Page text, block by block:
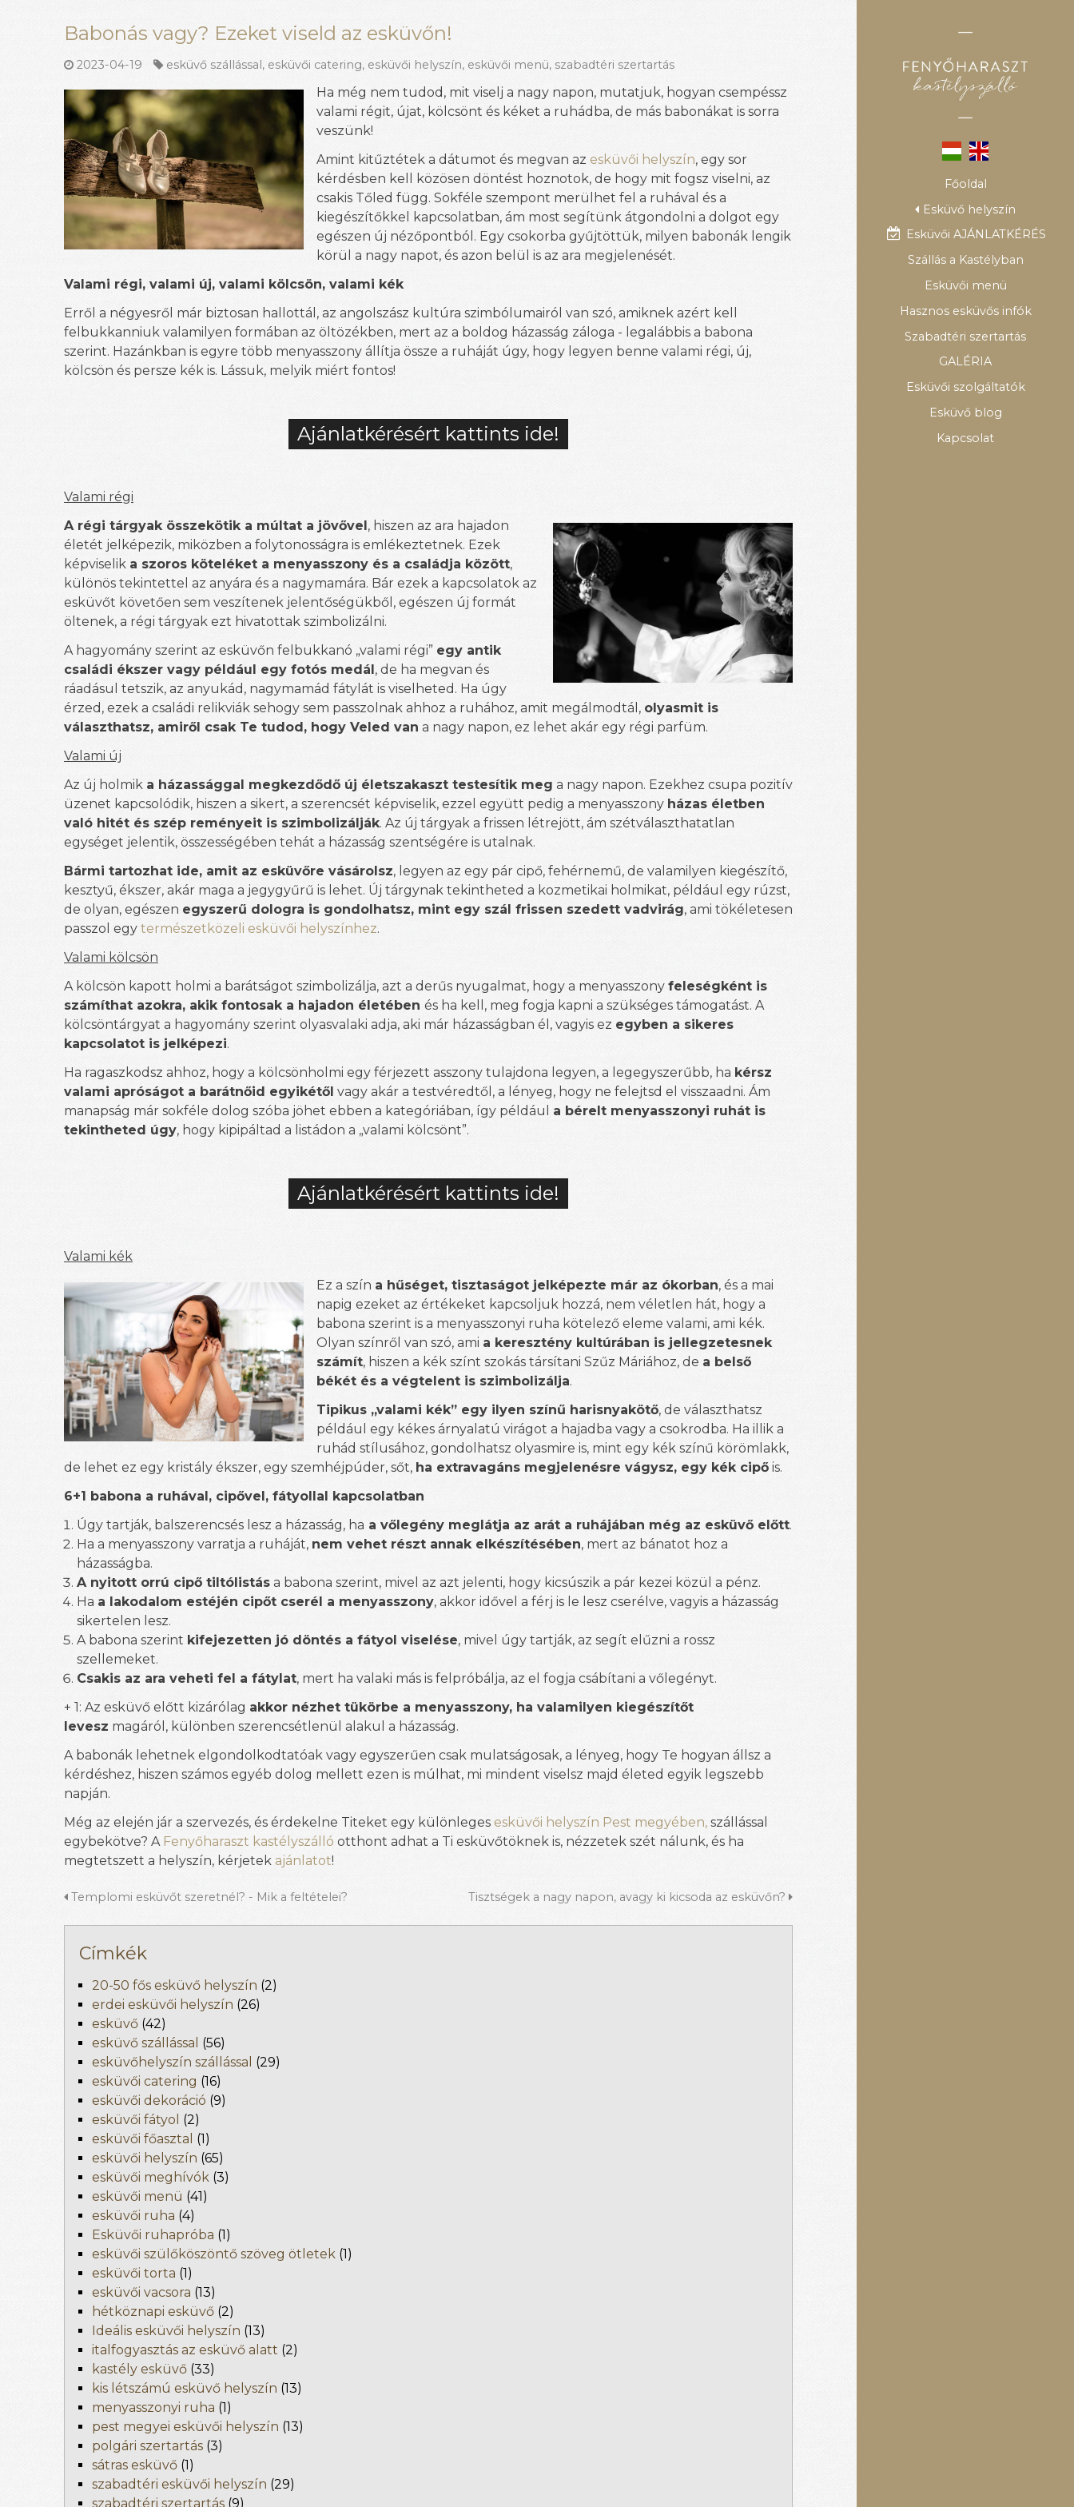
Főoldal
Esküvő helyszín
Esküvői AJÁNLATKÉRÉS
Szállás a Kastélyban
Esküvői menü
Hasznos esküvős infók
Szabadtéri szertartás
GALÉRIA
Esküvői szolgáltatók
Esküvő blog
Kapcsolat
Babonás vagy? Ezeket viseld az esküvőn!
2023-04-19 esküvő szállással, esküvői catering, esküvői helyszín, esküvői menü, szabadtéri szertartás
Ha még nem tudod, mit viselj a nagy napon, mutatjuk, hogyan csempéssz
valami régit, újat, kölcsönt és kéket a ruhádba, de más babonákat is sorra
veszünk!
Amint kitűztétek a dátumot és megvan az esküvői helyszín, egy sor
kérdésben kell közösen döntést hoznotok, de hogy mit fogsz viselni, az
csakis Tőled függ. Sokféle szempont merülhet fel a ruhával és a
kiegészítőkkel kapcsolatban, ám most segítünk átgondolni a dolgot egy
egészen új nézőpontból. Egy csokorba gyűjtöttük, milyen babonák lengik
körül a nagy napot, és azon belül is az ara megjelenését.
Valami régi, valami új, valami kölcsön, valami kék
Erről a négyesről már biztosan hallottál, az angolszász kultúra szimbólumairól van szó, amiknek azért kell
felbukkanniuk valamilyen formában az öltözékben, mert az a boldog házasság záloga - legalábbis a babona
szerint. Hazánkban is egyre több menyasszony állítja össze a ruháját úgy, hogy legyen benne valami régi, új,
kölcsön és persze kék is. Lássuk, melyik miért fontos!
Ajánlatkérésért kattints ide!
Valami régi
A régi tárgyak összekötik a múltat a jövővel, hiszen az ara hajadon
életét jelképezik, miközben a folytonosságra is emlékeztetnek. Ezek
képviselik a szoros köteléket a menyasszony és a családja között,
különös tekintettel az anyára és a nagymamára. Bár ezek a kapcsolatok az
esküvőt követően sem veszítenek jelentőségükből, egészen új formát
öltenek, a régi tárgyak ezt hivatottak szimbolizálni.
A hagyomány szerint az esküvőn felbukkanó „valami régi” egy antik
családi ékszer vagy például egy fotós medál, de ha megvan és
ráadásul tetszik, az anyukád, nagymamád fátylát is viselheted. Ha úgy
érzed, ezek a családi relikviák sehogy sem passzolnak ahhoz a ruhához, amit megálmodtál, olyasmit is
választhatsz, amiről csak Te tudod, hogy Veled van a nagy napon, ez lehet akár egy régi parfüm.
Valami új
Az új holmik a házassággal megkezdődő új életszakaszt testesítik meg a nagy napon. Ezekhez csupa pozitív
üzenet kapcsolódik, hiszen a sikert, a szerencsét képviselik, ezzel együtt pedig a menyasszony házas életben
való hitét és szép reményeit is szimbolizálják. Az új tárgyak a frissen létrejött, ám szétválaszthatatlan
egységet jelentik, összességében tehát a házasság szentségére is utalnak.
Bármi tartozhat ide, amit az esküvőre vásárolsz, legyen az egy pár cipő, fehérnemű, de valamilyen kiegészítő,
kesztyű, ékszer, akár maga a jegygyűrű is lehet. Új tárgynak tekintheted a kozmetikai holmikat, például egy rúzst,
de olyan, egészen egyszerű dologra is gondolhatsz, mint egy szál frissen szedett vadvirág, ami tökéletesen
passzol egy természetközeli esküvői helyszínhez.
Valami kölcsön
A kölcsön kapott holmi a barátságot szimbolizálja, azt a derűs nyugalmat, hogy a menyasszony feleségként is
számíthat azokra, akik fontosak a hajadon életében és ha kell, meg fogja kapni a szükséges támogatást. A
kölcsöntárgyat a hagyomány szerint olyasvalaki adja, aki már házasságban él, vagyis ez egyben a sikeres
kapcsolatot is jelképezi.
Ha ragaszkodsz ahhoz, hogy a kölcsönholmi egy férjezett asszony tulajdona legyen, a legegyszerűbb, ha kérsz
valami apróságot a barátnőid egyikétől vagy akár a testvéredtől, a lényeg, hogy ne felejtsd el visszaadni. Ám
manapság már sokféle dolog szóba jöhet ebben a kategóriában, így például a bérelt menyasszonyi ruhát is
tekintheted úgy, hogy kipipáltad a listádon a „valami kölcsönt”.
Ajánlatkérésért kattints ide!
Valami kék
Ez a szín a hűséget, tisztaságot jelképezte már az ókorban, és a mai
napig ezeket az értékeket kapcsoljuk hozzá, nem véletlen hát, hogy a
babona szerint is a menyasszonyi ruha kötelező eleme valami, ami kék.
Olyan színről van szó, ami a keresztény kultúrában is jellegzetesnek
számít, hiszen a kék színt szokás társítani Szűz Máriához, de a belső
békét és a végtelent is szimbolizálja.
Tipikus „valami kék” egy ilyen színű harisnyakötő, de választhatsz
például egy kékes árnyalatú virágot a hajadba vagy a csokrodba. Ha illik a
ruhád stílusához, gondolhatsz olyasmire is, mint egy kék színű körömlakk,
de lehet ez egy kristály ékszer, egy szemhéjpúder, sőt, ha extravagáns megjelenésre vágysz, egy kék cipő is.
6+1 babona a ruhával, cipővel, fátyollal kapcsolatban
Úgy tartják, balszerencsés lesz a házasság, ha a vőlegény meglátja az arát a ruhájában még az esküvő előtt.
Ha a menyasszony varratja a ruháját, nem vehet részt annak elkészítésében, mert az bánatot hoz a
házasságba.
A nyitott orrú cipő tiltólistás a babona szerint, mivel az azt jelenti, hogy kicsúszik a pár kezei közül a pénz.
Ha a lakodalom estéjén cipőt cserél a menyasszony, akkor idővel a férj is le lesz cserélve, vagyis a házasság
sikertelen lesz.
A babona szerint kifejezetten jó döntés a fátyol viselése, mivel úgy tartják, az segít elűzni a rossz
szellemeket.
Csakis az ara veheti fel a fátylat, mert ha valaki más is felpróbálja, az el fogja csábítani a vőlegényt.
+ 1: Az esküvő előtt kizárólag akkor nézhet tükörbe a menyasszony, ha valamilyen kiegészítőt
levesz magáról, különben szerencsétlenül alakul a házasság.
A babonák lehetnek elgondolkodtatóak vagy egyszerűen csak mulatságosak, a lényeg, hogy Te hogyan állsz a
kérdéshez, hiszen számos egyéb dolog mellett ezen is múlhat, mi mindent viselsz majd életed egyik legszebb
napján.
Még az elején jár a szervezés, és érdekelne Titeket egy különleges esküvői helyszín Pest megyében, szállással
egybekötve? A Fenyőharaszt kastélyszálló otthont adhat a Ti esküvőtöknek is, nézzetek szét nálunk, és ha
megtetszett a helyszín, kérjetek ajánlatot!
Templomi esküvőt szeretnél? - Mik a feltételei? Tisztségek a nagy napon, avagy ki kicsoda az esküvőn?
Címkék
20-50 fős esküvő helyszín (2)
erdei esküvői helyszín (26)
esküvő (42)
esküvő szállással (56)
esküvőhelyszín szállással (29)
esküvői catering (16)
esküvői dekoráció (9)
esküvői fátyol (2)
esküvői főasztal (1)
esküvői helyszín (65)
esküvői meghívók (3)
esküvői menü (41)
esküvői ruha (4)
Esküvői ruhapróba (1)
esküvői szülőköszöntő szöveg ötletek (1)
esküvői torta (1)
esküvői vacsora (13)
hétköznapi esküvő (2)
Ideális esküvői helyszín (13)
italfogyasztás az esküvő alatt (2)
kastély esküvő (33)
kis létszámú esküvő helyszín (13)
menyasszonyi ruha (1)
pest megyei esküvői helyszín (13)
polgári szertartás (3)
sátras esküvő (1)
szabadtéri esküvői helyszín (29)
szabadtéri szertartás (9)